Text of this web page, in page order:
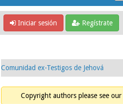
Iniciar sesión Regístrate
Comunidad ex-Testigos de Jehová
Copyright authors please see our